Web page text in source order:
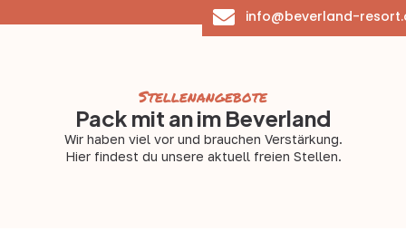
Stellenangebote
Pack mit an im Beverland
Wir haben viel vor und brauchen Verstärkung.
Hier findest du unsere aktuell freien Stellen.
info@beverland-